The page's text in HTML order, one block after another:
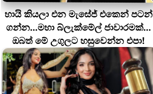
හායි කියලා එන මැසේජ් එකෙන් පටන්
ගන්න...මහා බ්ලැක්මේල් ජාවාරමක්...
ඔබත් මේ උගුලට හසුවෙන්න එපා!